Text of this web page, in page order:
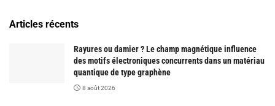
Articles récents
Rayures ou damier ? Le champ magnétique influence
des motifs électroniques concurrents dans un matériau
quantique de type graphène
8 août 2026